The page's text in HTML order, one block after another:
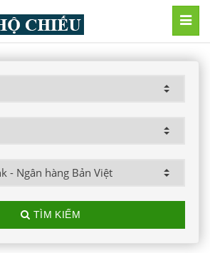
TÌM KIẾM